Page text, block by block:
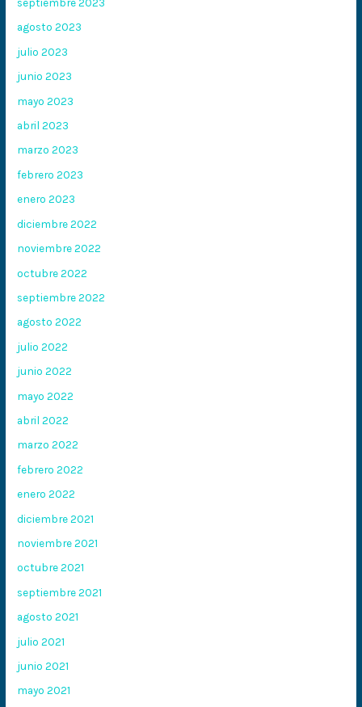
agosto 2023
julio 2023
junio 2023
mayo 2023
abril 2023
marzo 2023
febrero 2023
enero 2023
diciembre 2022
noviembre 2022
octubre 2022
septiembre 2022
agosto 2022
julio 2022
junio 2022
mayo 2022
abril 2022
marzo 2022
febrero 2022
enero 2022
diciembre 2021
noviembre 2021
octubre 2021
septiembre 2021
agosto 2021
julio 2021
junio 2021
mayo 2021